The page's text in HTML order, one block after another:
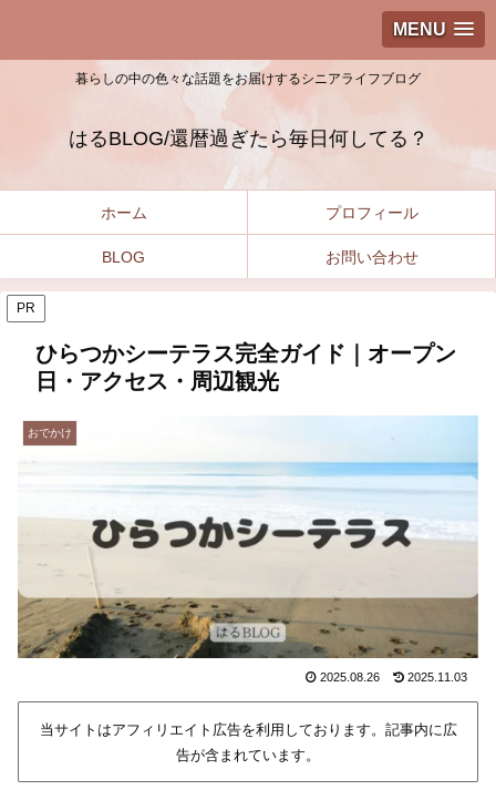
MENU
暮らしの中の色々な話題をお届けするシニアライフブログ
はるBLOG/還暦過ぎたら毎日何してる？
ホーム プロフィール
BLOG お問い合わせ
PR
ひらつかシーテラス完全ガイド｜オープン
日・アクセス・周辺観光
おでかけ
2025.08.26 2025.11.03
当サイトはアフィリエイト広告を利用しております。記事内に広
告が含まれています。